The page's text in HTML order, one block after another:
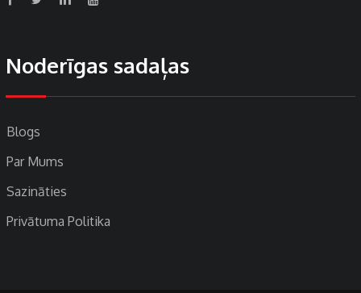
Noderīgas sadaļas
Blogs
Par Mums
Sazināties
Privātuma Politika